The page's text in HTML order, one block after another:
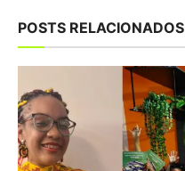
POSTS RELACIONADOS